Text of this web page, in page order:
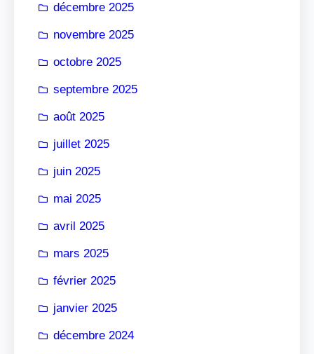
décembre 2025
novembre 2025
octobre 2025
septembre 2025
août 2025
juillet 2025
juin 2025
mai 2025
avril 2025
mars 2025
février 2025
janvier 2025
décembre 2024